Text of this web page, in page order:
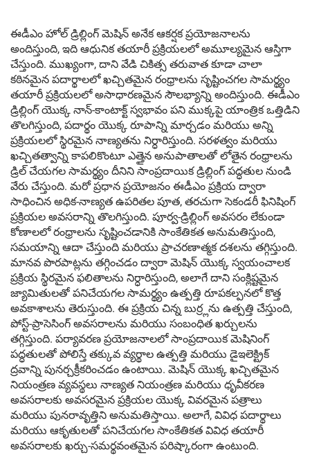
ఈడీఎం హోల్ డ్రిల్లింగ్ మెషిన్ అనేక ఆకర్షక ప్రయోజనాలను
అందిస్తుంది, ఇది ఆధునిక తయారీ ప్రక్రియలలో అమూల్యమైన ఆస్తిగా
చేస్తుంది. ముఖ్యంగా, దాని వేడి చికిత్స తరువాత కూడా చాలా
కఠినమైన పదార్థాలలో ఖచ్చితమైన రంధ్రాలను సృష్టించగల సామర్థ్యం
తయారీ ప్రక్రియలలో అసాధారణమైన సౌలభ్యాన్ని అందిస్తుంది. ఈడీఎం
డ్రిల్లింగ్ యొక్క నాన్-కాంటాక్ట్ స్వభావం పని ముక్కపై యాంత్రిక ఒత్తిడిని
తొలగిస్తుంది, పదార్థం యొక్క రూపాన్ని మార్చడం మరియు అన్ని
ప్రక్రియలలో స్థిరమైన నాణ్యతను నిర్ధారిస్తుంది. సరళత్వం మరియు
ఖచ్చితత్వాన్ని కాపలికొంటూ ఎత్తైన అనుపాతాలతో లోతైన రంధ్రాలను
డ్రిల్ చేయగల సామర్థ్యం దీనిని సాంప్రదాయిక డ్రిల్లింగ్ పద్ధతుల నుండి
వేరు చేస్తుంది. మరో ప్రధాన ప్రయోజనం ఈడీఎం ప్రక్రియ ద్వారా
సాధించిన అధిక-నాణ్యత ఉపరితల పూత, తరచుగా సెకండరీ ఫినిషింగ్
ప్రక్రియల అవసరాన్ని తొలగిస్తుంది. పూర్వ-డ్రిల్లింగ్ అవసరం లేకుండా
కోణాలలో రంధ్రాలను సృష్టించడానికి సాంకేతికత అనుమతిస్తుంది,
సమయాన్ని ఆదా చేస్తుంది మరియు ప్రాచరణాత్మక దశలను తగ్గిస్తుంది.
మానవ పొరపాట్లను తగ్గించడం ద్వారా మెషిన్ యొక్క స్వయంచాలక
ప్రక్రియ స్థిరమైన ఫలితాలను నిర్ధారిస్తుంది, అలాగే దాని సంక్లిష్టమైన
జ్యామితులతో పనిచేయగల సామర్థ్యం ఉత్పత్తి రూపకల్పనలో కొత్త
అవకాశాలను తెరుస్తుంది. ఈ ప్రక్రియ చిన్న బుర్ర్లను ఉత్పత్తి చేస్తుంది,
పోస్ట్-ప్రాసెసింగ్ అవసరాలను మరియు సంబంధిత ఖర్చులను
తగ్గిస్తుంది. పర్యావరణ ప్రయోజనాలలో సాంప్రదాయిక మెషినింగ్
పద్ధతులతో పోలిస్తే తక్కువ వ్యర్థాల ఉత్పత్తి మరియు డైఇలెక్ట్రిక్
ద్రవాన్ని పునర్చక్రీకరించడం ఉంటాయి. మెషిన్ యొక్క ఖచ్చితమైన
నియంత్రణ వ్యవస్థలు నాణ్యత నియంత్రణ మరియు ధృవీకరణ
అవసరాలకు అవసరమైన ప్రక్రియల యొక్క వివరమైన పత్రాలు
మరియు పునరావృత్తిని అనుమతిస్తాయి. అలాగే, వివిధ పదార్థాలు
మరియు ఆకృతులతో పనిచేయగల సాంకేతికత వివిధ తయారీ
అవసరాలకు ఖర్చు-సమర్థవంతమైన పరిష్కారంగా ఉంటుంది.